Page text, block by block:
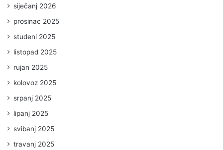
siječanj 2026
prosinac 2025
studeni 2025
listopad 2025
rujan 2025
kolovoz 2025
srpanj 2025
lipanj 2025
svibanj 2025
travanj 2025